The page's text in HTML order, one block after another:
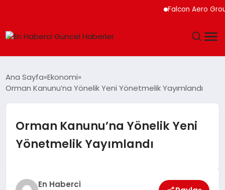
Falcon Aero Group,
SAĞLIK
TEKNOLOJI
Ana Sayfa Ekonomi
Orman Kanunu’na Yönelik Yeni Yönetmelik Yayımlandı
Orman Kanunu’na Yönelik Yeni
Yönetmelik Yayımlandı
En Haberci